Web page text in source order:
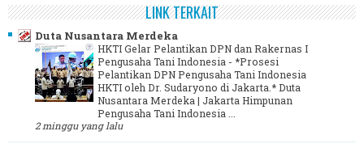
LINK TERKAIT
Duta Nusantara Merdeka
HKTI Gelar Pelantikan DPN dan Rakernas I
Pengusaha Tani Indonesia - *Prosesi
Pelantikan DPN Pengusaha Tani Indonesia
HKTI oleh Dr. Sudaryono di Jakarta.* Duta
Nusantara Merdeka | Jakarta Himpunan
Pengusaha Tani Indonesia ...
2 minggu yang lalu